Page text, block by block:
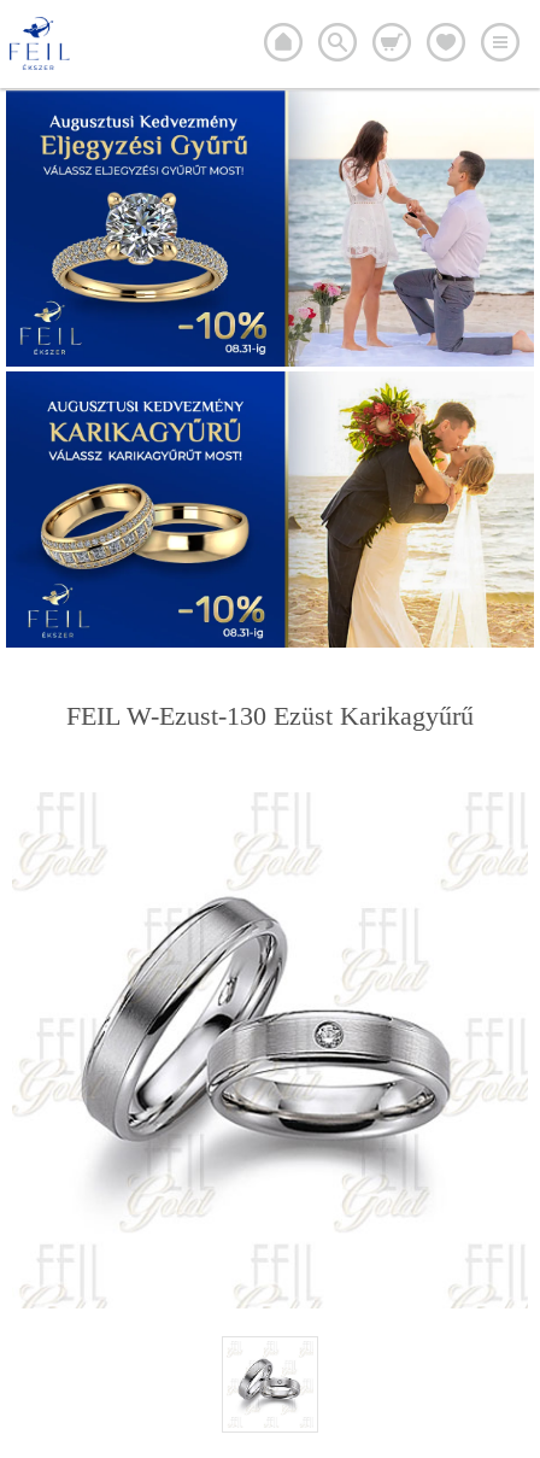
FEIL W-Ezust-130 Ezüst Karikagyűrű